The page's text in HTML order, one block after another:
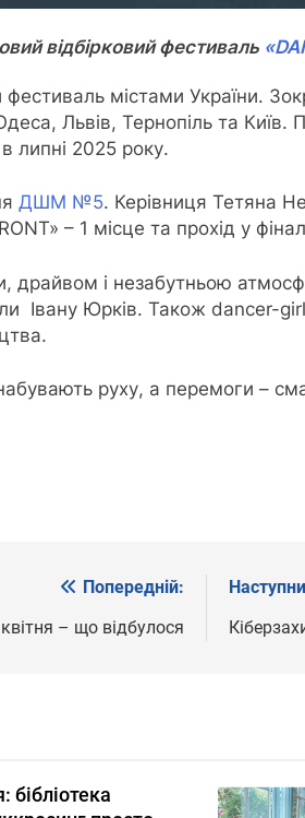
відбірковий фестиваль
фестиваль містами України.
Львів, Тернопіль та
липні 2025 року.
ДШМ №5. Керівниця Тетяна
– 1 місце та прохід у
драйвом і незабутньою
Івану Юрків. Також dancer-
руху, а перемоги –
Попередній:
– що відбулося
бібліотека